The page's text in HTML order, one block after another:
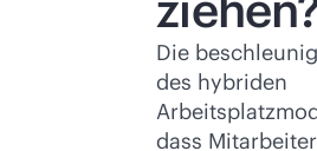
Die
des hybriden
dass